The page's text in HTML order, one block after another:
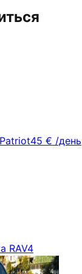
45 € /день
RAV4